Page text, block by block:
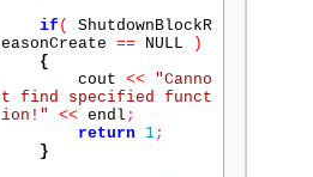
if (
ShutdownBlockR
easonCreate == NULL
)
{
cout <<
"Canno
t find specified funct
ion!"
<< endl ;
return
1;
}